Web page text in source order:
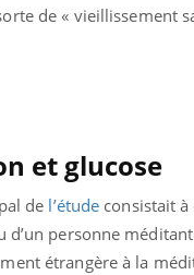
de « vieillissement
et glucose
de l’étude consistait
d’un personne
étrangère à la